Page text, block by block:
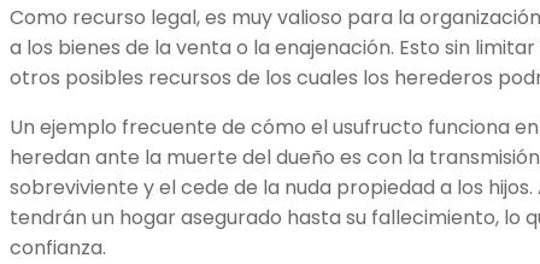
Como recurso legal, es muy valioso para la
a los bienes de la venta o la enajenación. Esto sin
otros posibles recursos de los cuales los herederos
Un ejemplo frecuente de cómo el usufructo funciona
heredan ante la muerte del dueño es con la
sobreviviente y el cede de la nuda propiedad a los
tendrán un hogar asegurado hasta su fallecimiento, lo
confianza.